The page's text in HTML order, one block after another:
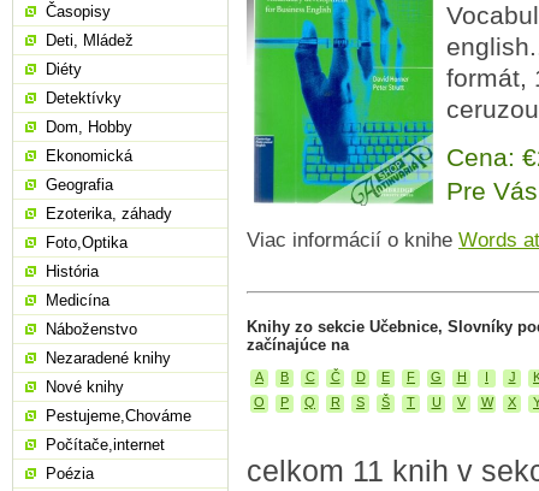
formát,
ceruzou
Cena:
Pre
Viac informácií o knihe Words
Knihy zo sekcie Učebnice, Slovníky
začínajúce na
A B C Č D E F G H I J
O
P Q R S Š T U V W X
celkom 11 knih v
Časopisy
Deti, Mládež
Diéty
Detektívky
Dom, Hobby
Ekonomická
Geografia
Ezoterika, záhady
Foto,Optika
História
Medicína
Náboženstvo
Nezaradené knihy
Nové knihy
Pestujeme,Chováme
Počítače,internet
Poézia